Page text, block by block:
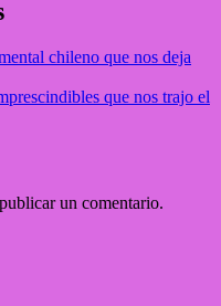
chileno que nos deja
que nos trajo el
un comentario.